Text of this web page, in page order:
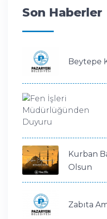
Son Haberler
Beytepe
Kurban
Olsun
Zabıta